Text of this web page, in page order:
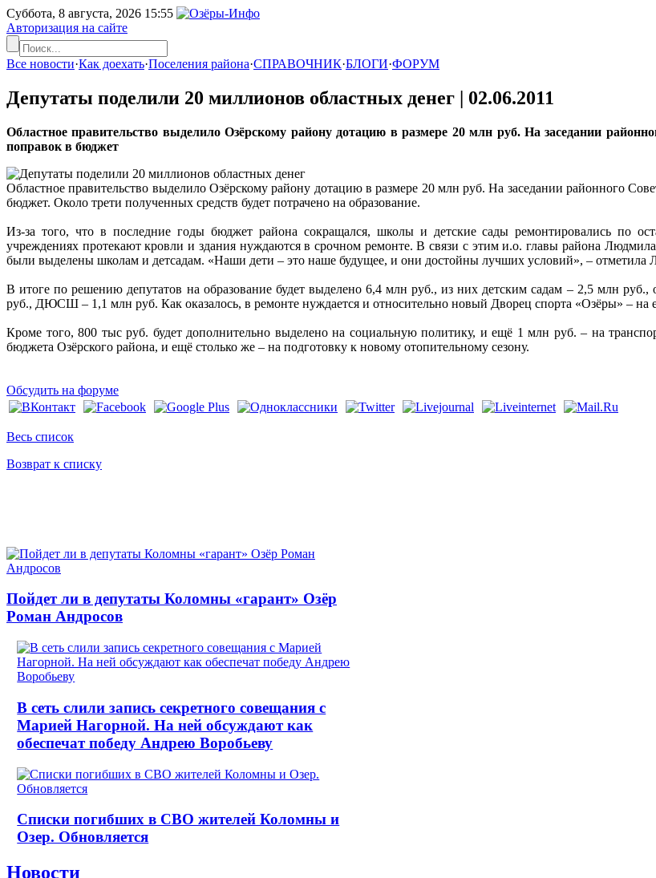
Суббота, 8 августа, 2026 15:55
Авторизация на сайте
Все новости·Как доехать·Поселения района·СПРАВОЧНИК·БЛОГИ·ФОРУМ
Депутаты поделили 20 миллионов областных денег | 02.06.2011
Областное правительство выделило Озёрскому району дотацию в размере 20 млн руб. На заседании
поправок в бюджет
Областное правительство выделило Озёрскому району дотацию в размере 20 млн руб. На заседании районного
бюджет. Около трети полученных средств будет потрачено на образование.
Из-за того, что в последние годы бюджет района сокращался, школы и детские сады ремонтировались по
учреждениях протекают кровли и здания нуждаются в срочном ремонте. В связи с этим и.о. главы района
были выделены школам и детсадам. «Наши дети – это наше будущее, и они достойны лучших условий», – отметила
В итоге по решению депутатов на образование будет выделено 6,4 млн руб., из них детским садам – 2,5 млн
руб., ДЮСШ – 1,1 млн руб. Как оказалось, в ремонте нуждается и относительно новый Дворец спорта «Озёры» – на
Кроме того, 800 тыс руб. будет дополнительно выделено на социальную политику, и ещё 1 млн руб. – на
бюджета Озёрского района, и ещё столько же – на подготовку к новому отопительному сезону.
Обсудить на форуме
Весь список
Возврат к списку
Пойдет ли в депутаты Коломны «гарант» Озёр
Роман Андросов
В сеть слили запись секретного совещания с
Марией Нагорной. На ней обсуждают как
обеспечат победу Андрею Воробьеву
Списки погибших в СВО жителей Коломны и
Озер. Обновляется
Новости